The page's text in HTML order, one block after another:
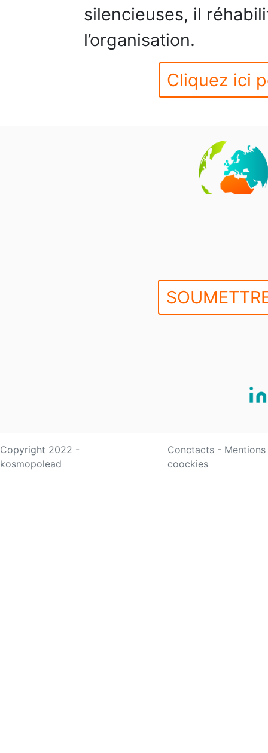
silencieuses, il
l’organisation.
Cliquez ici
Copyright 2022 -
kosmopolead
Conctacts -
coockies